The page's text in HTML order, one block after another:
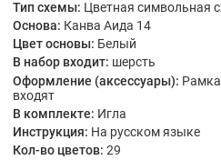
Тип схемы: Цветная символьная
Основа: Канва Аида 14
Цвет основы: Белый
В набор входит: шерсть
Оформление (аксессуары): Рамка
входят
В комплекте: Игла
Инструкция: На русском языке
Кол-во цветов: 29